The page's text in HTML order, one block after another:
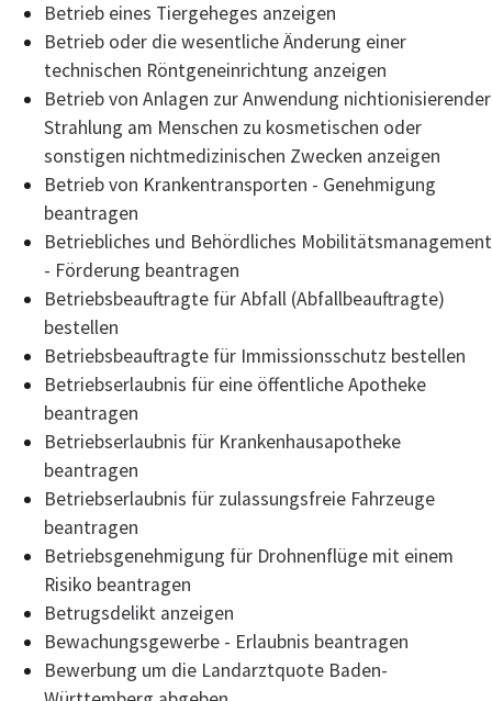
Betrieb eines Tiergeheges anzeigen
Betrieb oder die wesentliche Änderung einer
technischen Röntgeneinrichtung anzeigen
Betrieb von Anlagen zur Anwendung nichtionisierender
Strahlung am Menschen zu kosmetischen oder
sonstigen nichtmedizinischen Zwecken anzeigen
Betrieb von Krankentransporten - Genehmigung
beantragen
Betriebliches und Behördliches Mobilitätsmanagement
- Förderung beantragen
Betriebsbeauftragte für Abfall (Abfallbeauftragte)
bestellen
Betriebsbeauftragte für Immissionsschutz bestellen
Betriebserlaubnis für eine öffentliche Apotheke
beantragen
Betriebserlaubnis für Krankenhausapotheke
beantragen
Betriebserlaubnis für zulassungsfreie Fahrzeuge
beantragen
Betriebsgenehmigung für Drohnenflüge mit einem
Risiko beantragen
Betrugsdelikt anzeigen
Bewachungsgewerbe - Erlaubnis beantragen
Bewerbung um die Landarztquote Baden-